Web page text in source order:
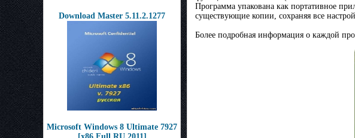
Download Master 5.11.2.1277
Microsoft Windows 8 Ultimate 7927
Программа упакована как портативное
существующие копии, сохраняя все
Более подробная информация о каждой